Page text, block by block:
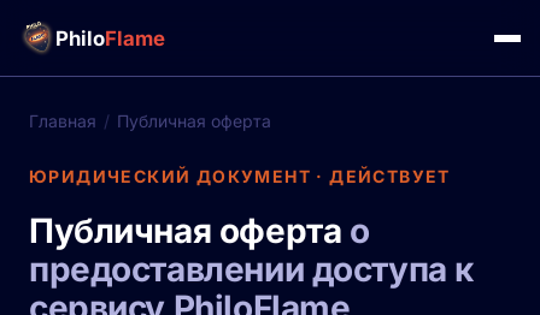
PhiloFlame
Главная / Публичная оферта
ЮРИДИЧЕСКИЙ ДОКУМЕНТ · ДЕЙСТВУЕТ
Публичная оферта о
предоставлении доступа к